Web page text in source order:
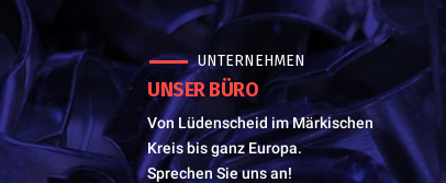
UNTERNEHMEN
UNSER BÜRO
Von Lüdenscheid im Märkischen
Kreis bis ganz Europa.
Sprechen Sie uns an!